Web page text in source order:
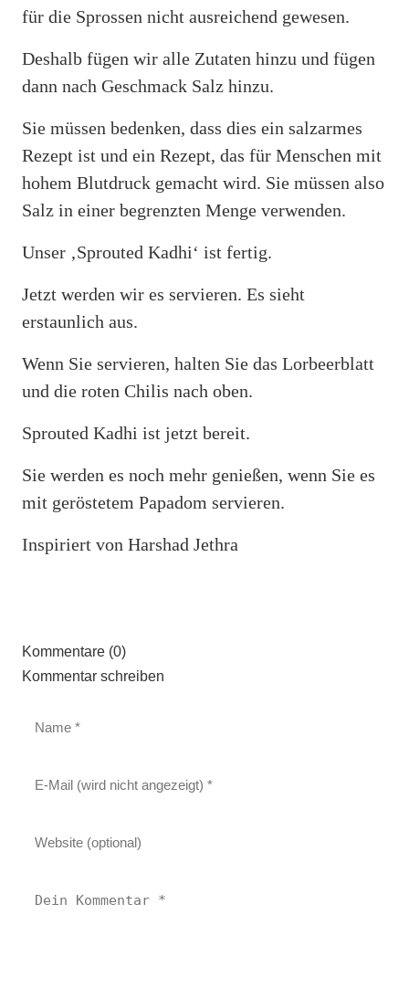
für die Sprossen nicht ausreichend gewesen.
Deshalb fügen wir alle Zutaten hinzu und fügen
dann nach Geschmack Salz hinzu.
Sie müssen bedenken, dass dies ein salzarmes
Rezept ist und ein Rezept, das für Menschen mit
hohem Blutdruck gemacht wird. Sie müssen also
Salz in einer begrenzten Menge verwenden.
Unser ‚Sprouted Kadhi‘ ist fertig.
Jetzt werden wir es servieren. Es sieht
erstaunlich aus.
Wenn Sie servieren, halten Sie das Lorbeerblatt
und die roten Chilis nach oben.
Sprouted Kadhi ist jetzt bereit.
Sie werden es noch mehr genießen, wenn Sie es
mit geröstetem Papadom servieren.
Inspiriert von Harshad Jethra
Kommentare (0)
Kommentar schreiben